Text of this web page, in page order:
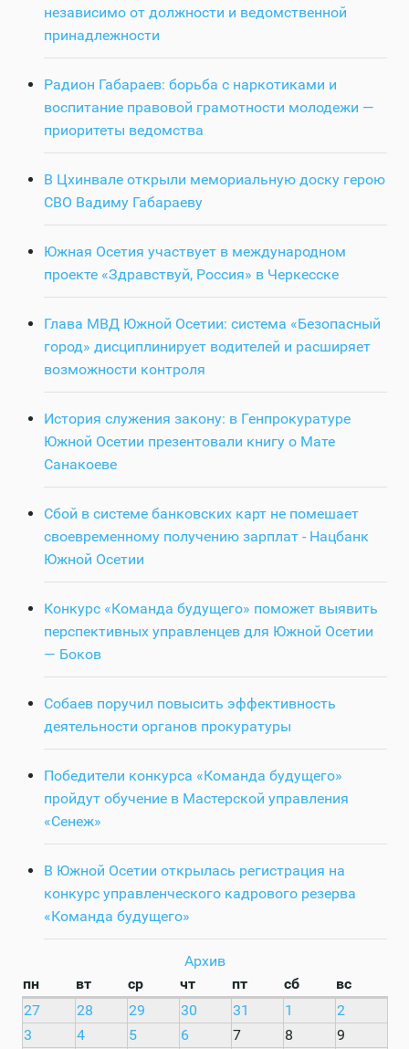
независимо от должности и ведомственной
принадлежности
Радион Габараев: борьба с наркотиками и
воспитание правовой грамотности молодежи —
приоритеты ведомства
В Цхинвале открыли мемориальную доску герою
СВО Вадиму Габараеву
Южная Осетия участвует в международном
проекте «Здравствуй, Россия» в Черкесске
Глава МВД Южной Осетии: система «Безопасный
город» дисциплинирует водителей и расширяет
возможности контроля
История служения закону: в Генпрокуратуре
Южной Осетии презентовали книгу о Мате
Санакоеве
Сбой в системе банковских карт не помешает
своевременному получению зарплат - Нацбанк
Южной Осетии
Конкурс «Команда будущего» поможет выявить
перспективных управленцев для Южной Осетии
— Боков
Собаев поручил повысить эффективность
деятельности органов прокуратуры
Победители конкурса «Команда будущего»
пройдут обучение в Мастерской управления
«Сенеж»
В Южной Осетии открылась регистрация на
конкурс управленческого кадрового резерва
«Команда будущего»
Архив
пн
вт ср чт пт сб
вс
27
28 29 30 31 1
2
3
4 5 6 7 8
9